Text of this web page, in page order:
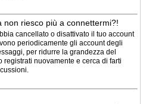
riesco più a connettermi?!
cancellato o disattivato il tuo account
periodicamente gli account degli
per ridurre la grandezza del
registrati nuovamente e cerca di farti